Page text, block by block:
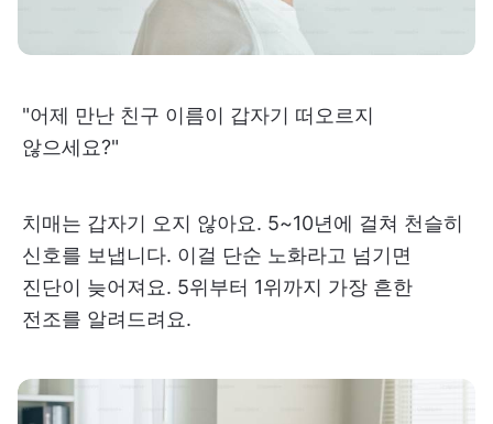
"어제 만난 친구 이름이 갑자기 떠오르지
않으세요?"
치매는 갑자기 오지 않아요. 5~10년에 걸쳐 천슬히
신호를 보냅니다. 이걸 단순 노화라고 넘기면
진단이 늦어져요. 5위부터 1위까지 가장 흔한
전조를 알려드려요.